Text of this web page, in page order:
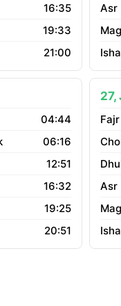
16:35
19:33
21:00
04:44
06:16
12:51
16:32
19:25
20:51
27,